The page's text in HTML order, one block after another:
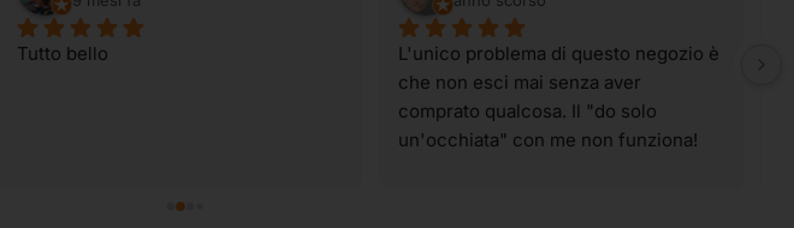
Tutto bello
L'unico problema di questo negozio è
che non esci mai senza aver
comprato qualcosa. Il "do solo
un'occhiata" con me non funziona!